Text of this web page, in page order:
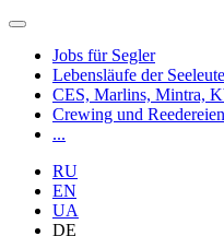
Jobs für Segler
Lebensläufe der Seeleute
CES, Marlins, Mintra,
Crewing und Reedereien
...
RU
EN
UA
DE